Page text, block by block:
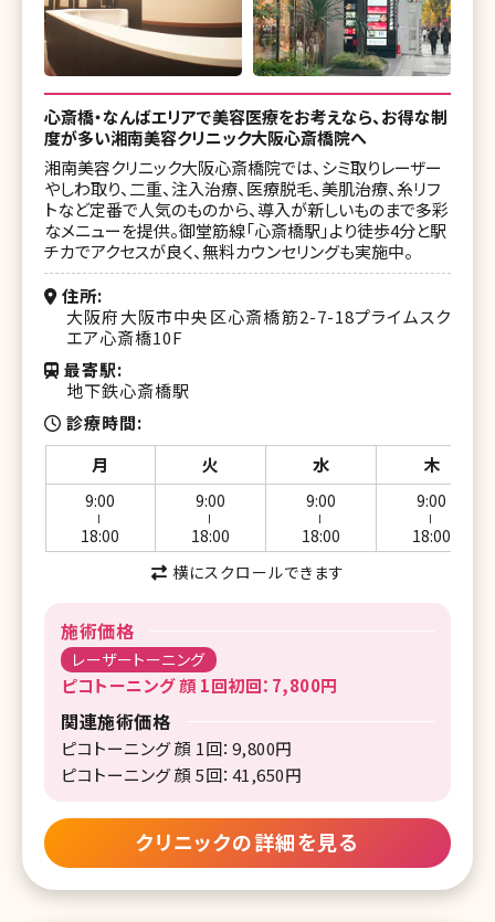
心斎橋・なんばエリアで美容医療をお考えなら、お得な制
度が多い湘南美容クリニック大阪心斎橋院へ
湘南美容クリニック大阪心斎橋院では、シミ取りレーザー
やしわ取り、二重、注入治療、医療脱毛、美肌治療、糸リフ
トなど定番で人気のものから、導入が新しいものまで多彩
なメニューを提供。御堂筋線「心斎橋駅」より徒歩4分と駅
チカでアクセスが良く、無料カウンセリングも実施中。
住所
大阪府大阪市中央区心斎橋筋2-7-18プライムスク
エア心斎橋10F
最寄駅
地下鉄心斎橋駅
診療時間
月
火 水 木
9:00
18:00
9:00
18:00
9:00
18:00
9:00
18:00
横にスクロールできます
施術価格
レーザートーニング
ピコトーニング 顔 1回初回：7,800円
関連施術価格
ピコトーニング 顔 1回：9,800円
ピコトーニング 顔 5回：41,650円
クリニックの詳細を見る